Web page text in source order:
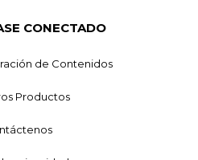
CONECTADO
de Contenidos
Productos